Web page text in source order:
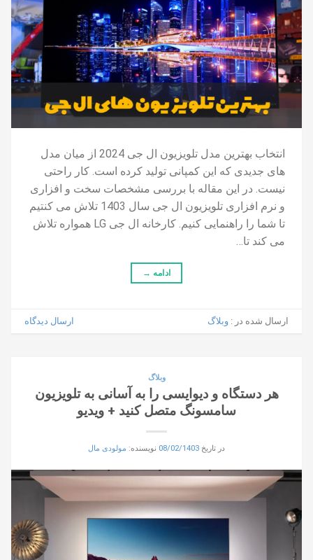
انتخاب بهترین مدل تلویزیون ال جی 2024 از میان مدل
های جدیدی که این کمپانی تولید کرده است. کار راحتی
نیست. در این مقاله با بررسی مشخصات سخت و افزاری
و نرم افزاری تلویزیون ال جی سال 1403 تلاش می کنتیم
تا شما را راهنمایی کنیم. کارخانه ال جی LG همواره تلاش
می کند تا…
ادامه →
ارسال شده در :وبلاگ ارسال دیدگاه
وبلاگ
هر دستگاه و دیوایسی را به آسانی به تلویزیون
سامسونگ متصل کنید + ویدیو
در تاریخ 08/02/1403 نویسنده: مولودی مال